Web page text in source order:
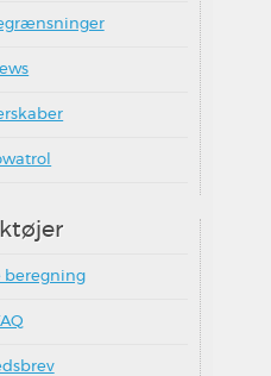
beregning